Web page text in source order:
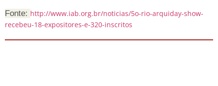
Fonte: http://www.iab.org.br/noticias/5o-rio-arquiday-show-
recebeu-18-expositores-e-320-inscritos